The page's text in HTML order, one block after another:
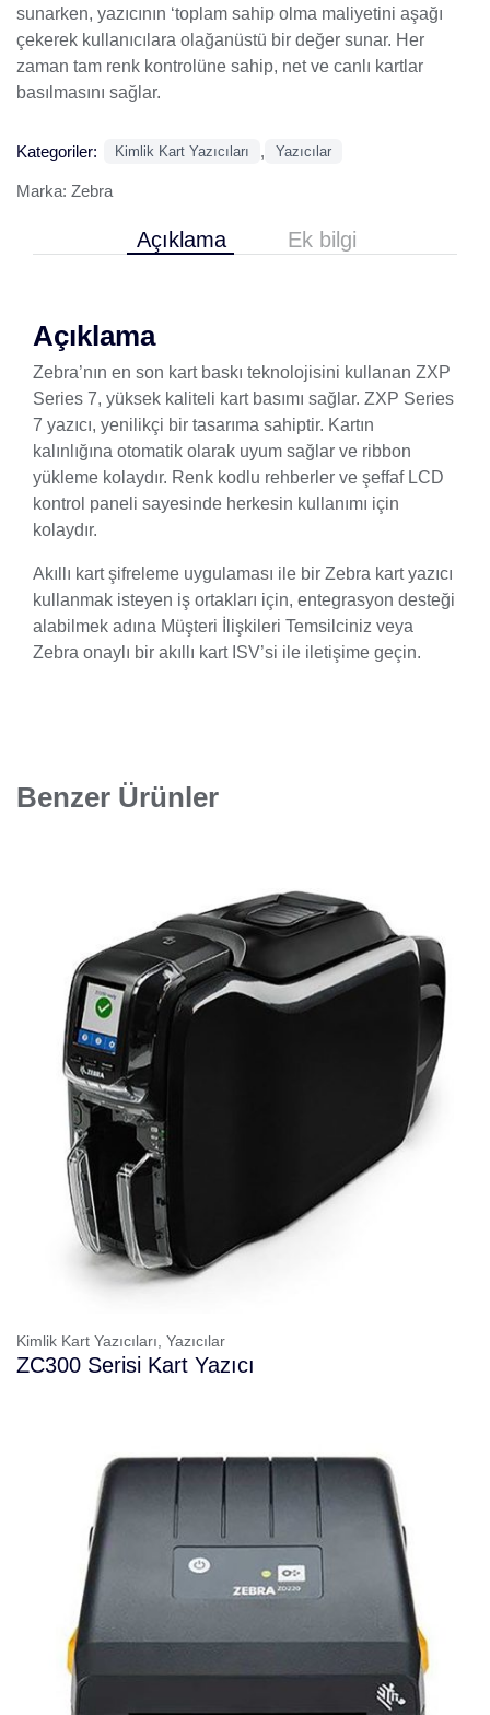
sunarken, yazıcının ‘toplam sahip olma maliyetini aşağı
çekerek kullanıcılara olağanüstü bir değer sunar. Her
zaman tam renk kontrolüne sahip, net ve canlı kartlar
basılmasını sağlar.
Kategoriler: Kimlik Kart Yazıcıları , Yazıcılar
Marka: Zebra
Açıklama Ek bilgi
Açıklama
Zebra’nın en son kart baskı teknolojisini kullanan ZXP
Series 7, yüksek kaliteli kart basımı sağlar. ZXP Series
7 yazıcı, yenilikçi bir tasarıma sahiptir. Kartın
kalınlığına otomatik olarak uyum sağlar ve ribbon
yükleme kolaydır. Renk kodlu rehberler ve şeffaf LCD
kontrol paneli sayesinde herkesin kullanımı için
kolaydır.
Akıllı kart şifreleme uygulaması ile bir Zebra kart yazıcı
kullanmak isteyen iş ortakları için, entegrasyon desteği
alabilmek adına Müşteri İlişkileri Temsilciniz veya
Zebra onaylı bir akıllı kart ISV’si ile iletişime geçin.
Benzer Ürünler
Kimlik Kart Yazıcıları, Yazıcılar
ZC300 Serisi Kart Yazıcı